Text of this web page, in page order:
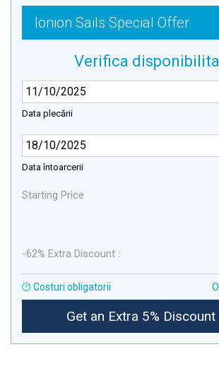
Ionion Sails Special Offer
Verifica
Data plecării
Data întoarcerii
Starting Price
-62% Extra Discount :
Costuri obligatorii
Get an Extra 5%